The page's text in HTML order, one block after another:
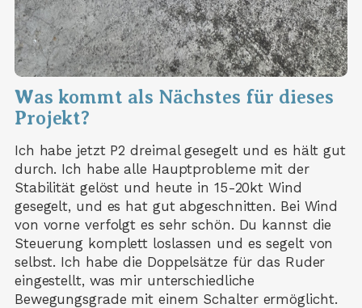
Was kommt als Nächstes für dieses
Projekt?
Ich habe jetzt P2 dreimal gesegelt und es hält gut
durch. Ich habe alle Hauptprobleme mit der
Stabilität gelöst und heute in 15-20kt Wind
gesegelt, und es hat gut abgeschnitten. Bei Wind
von vorne verfolgt es sehr schön. Du kannst die
Steuerung komplett loslassen und es segelt von
selbst. Ich habe die Doppelsätze für das Ruder
eingestellt, was mir unterschiedliche
Bewegungsgrade mit einem Schalter ermöglicht.